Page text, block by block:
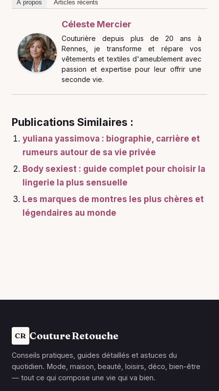
À propos Articles récents
Céleste Mercier
Couturière depuis plus de 20 ans à
Rennes, je transforme et répare vos
vêtements et textiles d'ameublement avec
passion et expertise pour leur offrir une
seconde vie.
Publications Similaires :
yuliana yassimova : biographie, carrière et
rumeurs autour de sa vie privée
Body sexiest : guide complet pour choisir la
lingerie la plus sensuelle
Les marques de montres les plus chères et
légendaires au monde
CR Couture Retouche
Conseils pratiques, guides détaillés et astuces du
quotidien. Mode, maison, beauté, loisirs, déco, bien-être
— tout ce qui compose une vie qui va bien.